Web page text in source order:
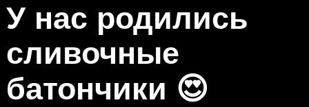
У нас родились
сливочные
батончики 😍